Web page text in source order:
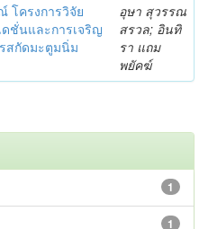
โครงการวิจัย
ชั่นและการเจริญ
สกัดมะตูมนิ่ม
อุษา สุวรรณ
สรวล; อินทิ
รา แถม
พยัคฆ์
1
1